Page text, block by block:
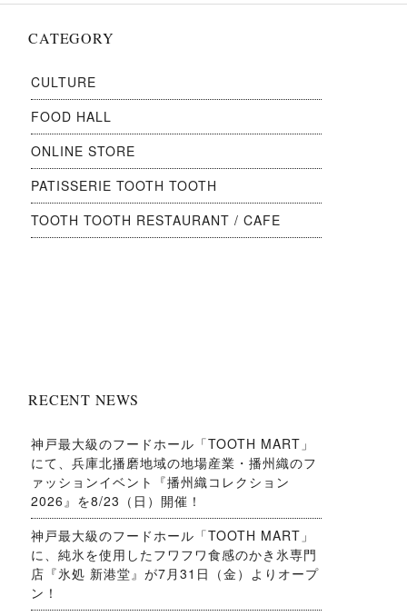
CATEGORY
CULTURE
FOOD HALL
ONLINE STORE
PATISSERIE TOOTH TOOTH
TOOTH TOOTH RESTAURANT / CAFE
RECENT NEWS
神戸最大級のフードホール「TOOTH MART」
にて、兵庫北播磨地域の地場産業・播州織のフ
ァッションイベント『播州織コレクション
2026』を8/23（日）開催！
神戸最大級のフードホール「TOOTH MART」
に、純氷を使用したフワフワ食感のかき氷専門
店『氷処 新港堂』が7月31日（金）よりオープ
ン！